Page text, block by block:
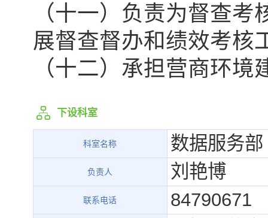
（十一）负责为督查
展督查督办和绩效考核
（十二）承担营商环
下设科室
科室名称 数据服务部
负责人 刘艳博
联系电话
84790671